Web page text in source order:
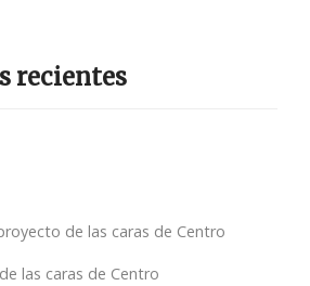
recientes
de las caras de Centro
las caras de Centro